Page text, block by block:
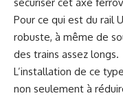
Pour ce qui est du rail
robuste, à même de
des trains assez longs.
L’installation de ce
non seulement à